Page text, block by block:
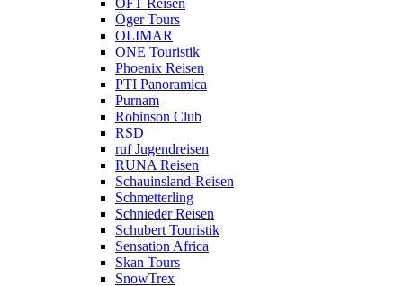
OFT Reisen
Öger Tours
OLIMAR
ONE Touristik
Phoenix Reisen
PTI Panoramica
Purnam
Robinson Club
RSD
ruf Jugendreisen
RUNA Reisen
Schauinsland-Reisen
Schmetterling
Schnieder Reisen
Schubert Touristik
Sensation Africa
Skan Tours
SnowTrex